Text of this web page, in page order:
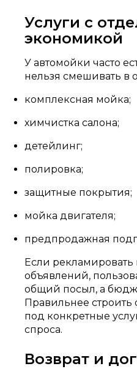
Услуги с
экономикой
У автомойки часто
нельзя смешивать в
комплексная мойка;
химчистка салона;
детейлинг;
полировка;
защитные покрытия;
мойка двигателя;
предпродажная
Если
объявлений,
общий посыл, а
Правильнее
под конкретные
спроса.
Возврат и